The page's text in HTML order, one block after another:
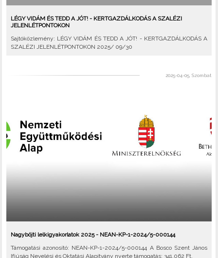
LÉGY VIDÁM ÉS TEDD A JÓT! - KERTGAZDÁLKODÁS A SZALÉZI
JELENLÉTPONTOKON
Sajtóközlemény: LÉGY VIDÁM ÉS TEDD A JÓT! - KERTGAZDÁLKODÁS A
SZALÉZI JELENLÉTPONTOKON 2025/ 09/30
2025-04-05, Szombat
Nagyböjti lelkigyakorlatok 2025 - NEAN-KP-1-2024/5-000144
Támogatási azonosító: NEAN-KP-1-2024/5-000144 A Bosco Szent János
Ifjúság Nevelési és Oktatási Alapítvány nyerte támogatás: 341.062 Ft.